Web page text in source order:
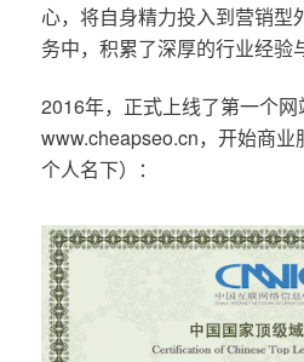
心，将自身精力投入到营销型
务中，积累了深厚的行业经验
2016年，正式上线了第一个网
www.cheapseo.cn，开始商
个人名下）：